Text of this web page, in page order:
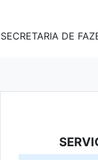
SECRETARIA DE